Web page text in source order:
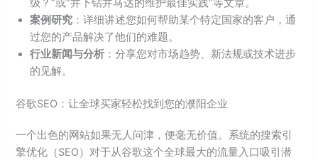
级？”或“井下钻井马达的维护最佳实践”等文章。
案例研究 ：详细讲述您如何帮助某个特定国家的客户，通
过您的产品解决了他们的难题。
行业新闻与分析 ：分享您对市场趋势、新法规或技术进步
的见解。
谷歌SEO：让全球买家轻松找到您的濮阳企业
一个出色的网站如果无人问津，便毫无价值。系统的搜索引
擎优化（SEO）对于从谷歌这个全球最大的流量入口吸引潜